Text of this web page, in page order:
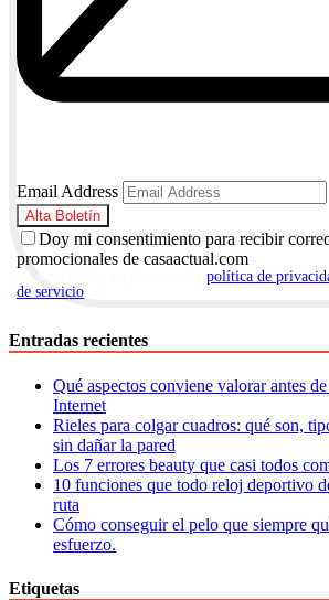
Email Address
Doy mi consentimiento para recibir
promocionales de casaactual.com
política de
de servicio
Entradas recientes
Qué aspectos conviene valorar antes
Internet
Rieles para colgar cuadros: qué son,
sin dañar la pared
Los 7 errores beauty que casi todos
10 funciones que todo reloj deportivo
ruta
Cómo conseguir el pelo que siempre
esfuerzo.
Etiquetas